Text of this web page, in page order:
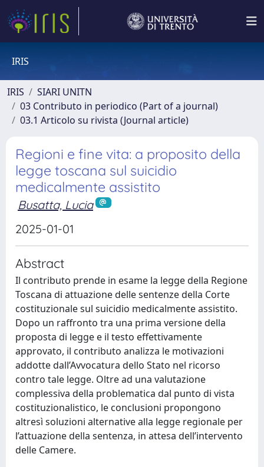
IRIS
IRIS
SIARI UNITN
03 Contributo in periodico (Part of a journal)
03.1 Articolo su rivista (Journal article)
Regioni e fine vita: a proposito della
legge toscana sul suicidio
medicalmente assistito
Busatta, Lucia
2025-01-01
Abstract
Il contributo prende in esame la legge della Regione
Toscana di attuazione delle sentenze della Corte
costituzionale sul suicidio medicalmente assistito.
Dopo un raffronto tra una prima versione della
proposta di legge e il testo effettivamente
approvato, il contributo analizza le motivazioni
addotte dall’Avvocatura dello Stato nel ricorso
contro tale legge. Oltre ad una valutazione
complessiva della problematica dal punto di vista
costituzionalistico, le conclusioni propongono
altresì soluzioni alternative alla legge regionale per
l’attuazione della sentenza, in attesa dell’intervento
delle Camere.